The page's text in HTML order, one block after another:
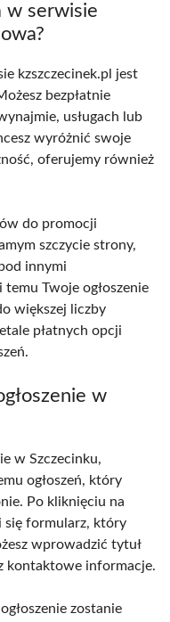
w serwisie
kzszczecinek.pl jest
bezpłatnie
usługach lub
wyróżnić swoje
oferujemy również
do promocji
szczycie strony,
innymi
Twoje ogłoszenie
większej liczby
płatnych opcji
w
w Szczecinku,
ogłoszeń, który
Po kliknięciu na
się formularz, który
wprowadzić tytuł
kontaktowe informacje.
zostanie